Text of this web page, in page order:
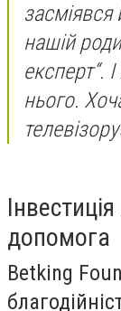
засміявся
нашій
експерт“.
нього.
допомога
Betking